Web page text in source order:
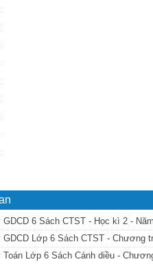
GDCD 6 Sách CTST - Học kì 2 -
GDCD Lớp 6 Sách CTST - Chương
Toán Lớp 6 Sách Cánh diều -